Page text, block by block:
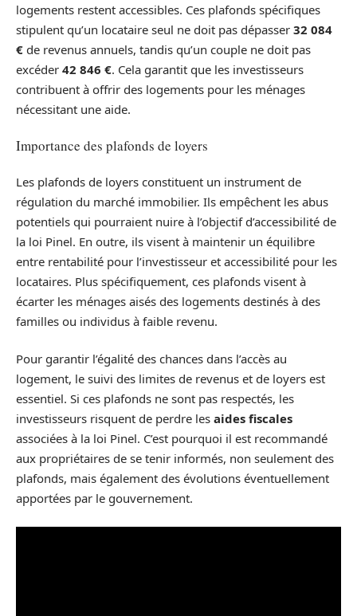
logements restent accessibles. Ces plafonds spécifiques
stipulent qu’un locataire seul ne doit pas dépasser 32 084
€ de revenus annuels, tandis qu’un couple ne doit pas
excéder 42 846 €. Cela garantit que les investisseurs
contribuent à offrir des logements pour les ménages
nécessitant une aide.
Importance des plafonds de loyers
Les plafonds de loyers constituent un instrument de
régulation du marché immobilier. Ils empêchent les abus
potentiels qui pourraient nuire à l’objectif d’accessibilité de
la loi Pinel. En outre, ils visent à maintenir un équilibre
entre rentabilité pour l’investisseur et accessibilité pour les
locataires. Plus spécifiquement, ces plafonds visent à
écarter les ménages aisés des logements destinés à des
familles ou individus à faible revenu.
Pour garantir l’égalité des chances dans l’accès au
logement, le suivi des limites de revenus et de loyers est
essentiel. Si ces plafonds ne sont pas respectés, les
investisseurs risquent de perdre les aides fiscales
associées à la loi Pinel. C’est pourquoi il est recommandé
aux propriétaires de se tenir informés, non seulement des
plafonds, mais également des évolutions éventuellement
apportées par le gouvernement.